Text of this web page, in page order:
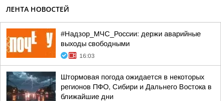
ЛЕНТА НОВОСТЕЙ
#Надзор_МЧС_России: держи аварийные
выходы свободными
16:03
Штормовая погода ожидается в некоторых
регионов ПФО, Сибири и Дальнего Востока в
ближайшие дни